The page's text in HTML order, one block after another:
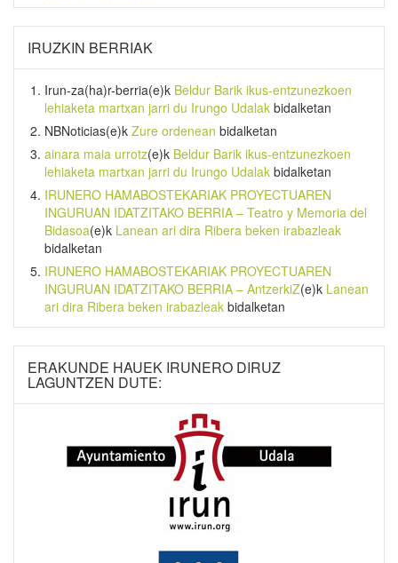
IRUZKIN BERRIAK
Irun-za(ha)r-berria(e)k Beldur Barik ikus-entzunezkoen
lehiaketa martxan jarri du Irungo Udalak bidalketan
NBNoticias(e)k Zure ordenean bidalketan
ainara maia urrotz(e)k Beldur Barik ikus-entzunezkoen
lehiaketa martxan jarri du Irungo Udalak bidalketan
IRUNERO HAMABOSTEKARIAK PROYECTUAREN
INGURUAN IDATZITAKO BERRIA – Teatro y Memoria del
Bidasoa(e)k Lanean ari dira Ribera beken irabazleak
bidalketan
IRUNERO HAMABOSTEKARIAK PROYECTUAREN
INGURUAN IDATZITAKO BERRIA – AntzerkiZ(e)k Lanean
ari dira Ribera beken irabazleak bidalketan
ERAKUNDE HAUEK IRUNERO DIRUZ
LAGUNTZEN DUTE: